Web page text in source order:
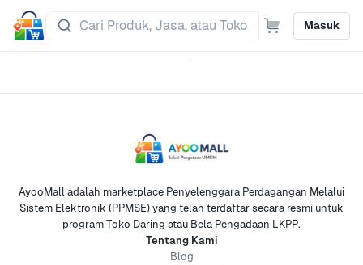
Masuk
AyooMall adalah marketplace Penyelenggara Perdagangan Melalui
Sistem Elektronik (PPMSE) yang telah terdaftar secara resmi untuk
program Toko Daring atau Bela Pengadaan LKPP.
Tentang Kami
Blog